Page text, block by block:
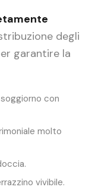
degli
garantire la
con
molto
vivibile.